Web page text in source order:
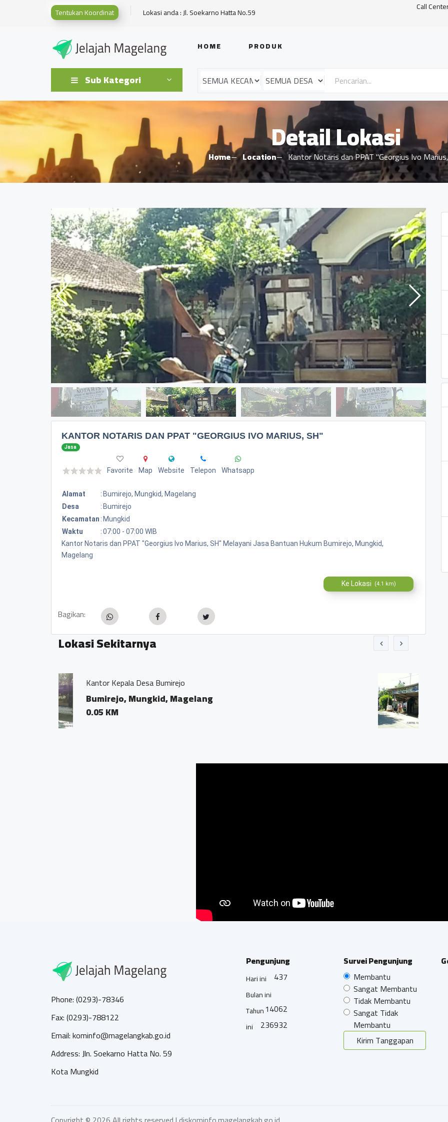
Tentukan Koordinat Lokasi anda : Jl. Soekarno Hatta No.59 Call
HOME PRODUK
Sub Kategori
Detail Lokasi
Home Location Kantor Notaris dan PPAT "Georgius Ivo
KANTOR NOTARIS DAN PPAT "GEORGIUS IVO MARIUS, SH"
Jasa
Favorite Map Website Telepon Whatsapp
Alamat : Bumirejo, Mungkid, Magelang
Desa
: Bumirejo
Kecamatan : Mungkid
Waktu
:07:00 - 07:00 WIB
Kantor Notaris dan PPAT "Georgius Ivo Marius, SH" Melayani Jasa Bantuan Hukum Bumirejo, Mungkid,
Magelang
Ke Lokasi (4.1 km)
Bagikan:
Lokasi Sekitarnya
Bengkel Fokus, Bumirejo
Bumirejo, Mungkid, Magelang
Phone: (0293)-78346
Fax: (0293)-788122
Email: kominfo@magelangkab.go.id
Address: Jln. Soekarno Hatta No. 59
Kota Mungkid
Pengunjung
Hari ini 437
Bulan ini
14062
Tahun
ini
236932
Survei Pengunjung
Membantu
Sangat Membantu
Tidak Membantu
Sangat Tidak
Membantu
Kirim Tanggapan